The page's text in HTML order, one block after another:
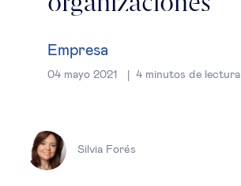
Gestión del talento
Empresa
04 mayo 2021 4minutos de lectura
Silvia Forés